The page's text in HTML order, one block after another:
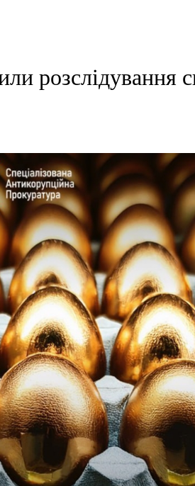
розслідування